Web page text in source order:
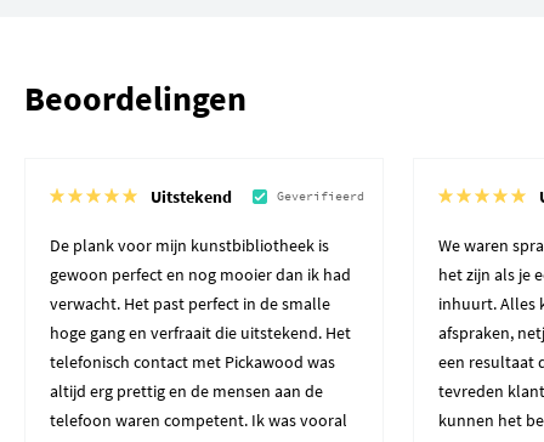
Beoordelingen
Uitstekend Geverifieerd
De plank voor mijn kunstbibliotheek is
gewoon perfect en nog mooier dan ik had
verwacht. Het past perfect in de smalle
hoge gang en verfraait die uitstekend. Het
telefonisch contact met Pickawood was
altijd erg prettig en de mensen aan de
telefoon waren competent. Ik was vooral
We waren
het zijn als je
inhuurt. Alles
afspraken,
een resultaat
tevreden
kunnen het